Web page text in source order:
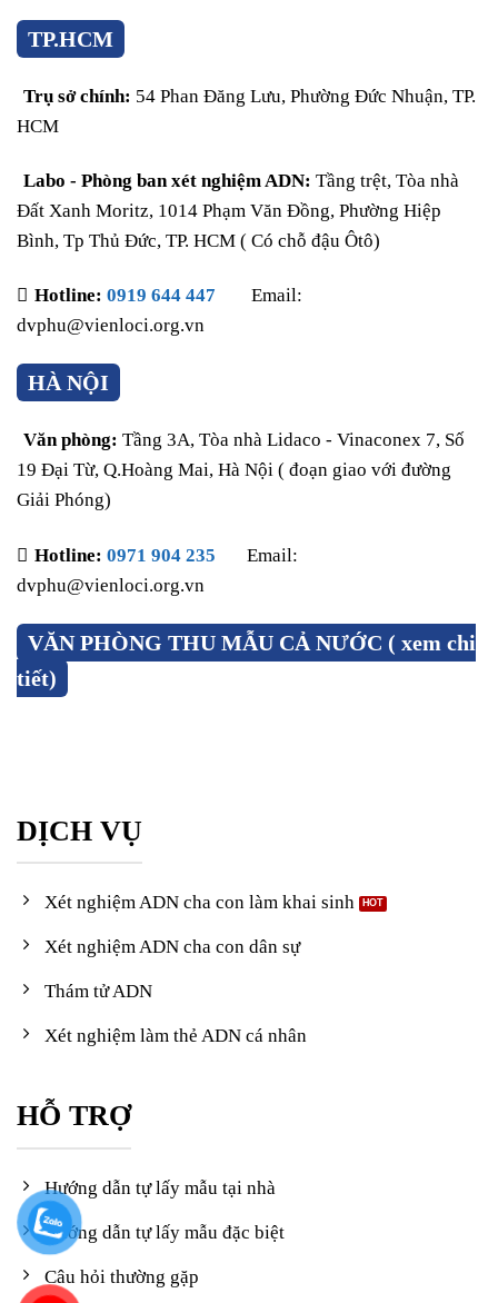
TP.HCM
Trụ sở chính: 54 Phan Đăng Lưu, Phường Đức Nhuận, TP.
HCM
Labo - Phòng ban xét nghiệm ADN: Tầng trệt, Tòa nhà
Đất Xanh Moritz, 1014 Phạm Văn Đồng, Phường Hiệp
Bình, Tp Thủ Đức, TP. HCM ( Có chỗ đậu Ôtô)
Hotline: 0919 644 447 Email:
dvphu@vienloci.org.vn
HÀ NỘI
Văn phòng: Tầng 3A, Tòa nhà Lidaco - Vinaconex 7, Số
19 Đại Từ, Q.Hoàng Mai, Hà Nội ( đoạn giao với đường
Giải Phóng)
Hotline: 0971 904 235 Email:
dvphu@vienloci.org.vn
VĂN PHÒNG THU MẪU CẢ NƯỚC ( xem chi
tiết)
DỊCH VỤ
Xét nghiệm ADN cha con làm khai sinh
Xét nghiệm ADN cha con dân sự
Thám tử ADN
Xét nghiệm làm thẻ ADN cá nhân
HỖ TRỢ
Hướng dẫn tự lấy mẫu tại nhà
Hướng dẫn tự lấy mẫu đặc biệt
Câu hỏi thường gặp